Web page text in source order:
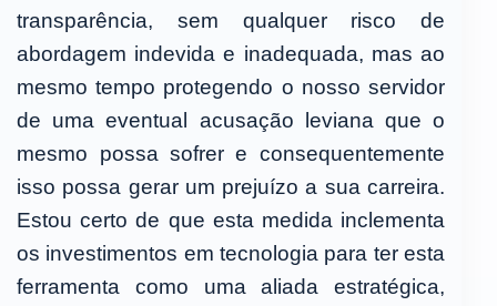
transparência, sem qualquer risco de
abordagem indevida e inadequada, mas ao
mesmo tempo protegendo o nosso servidor
de uma eventual acusação leviana que o
mesmo possa sofrer e consequentemente
isso possa gerar um prejuízo a sua carreira.
Estou certo de que esta medida inclementa
os investimentos em tecnologia para ter esta
ferramenta como uma aliada estratégica,